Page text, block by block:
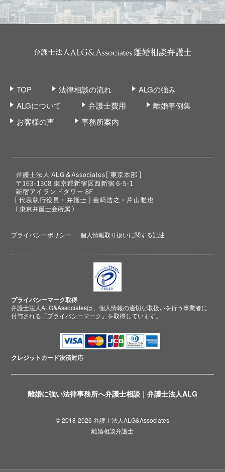
離婚に強い法律事務所へ弁護士相談｜弁護士法人ALG
TOP 法律相談の流れ
ALGの強み
ALGについて
弁護士費用
離婚事例集
お客様の声
事務所案内
プライバシーポリシー 個人情報取り扱いに関する記述
プライバシーマーク取得
弁護士法人ALG&Associatesは、個人情報の適切な取扱いを行う事業者に
付与される 「プライバシーマーク」 を取得しています。
クレジットカード決済対応
© 2018-2026 弁護士法人ALG&Associates
離婚相談弁護士